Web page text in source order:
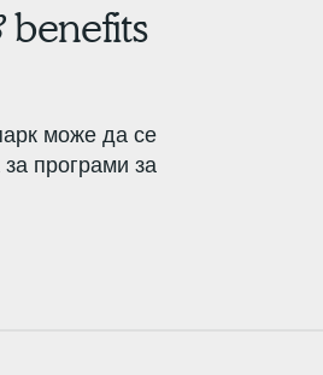
benefits
може да се
програми за